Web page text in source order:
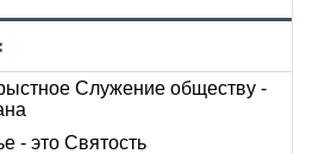
Служение обществу -
- это Святость